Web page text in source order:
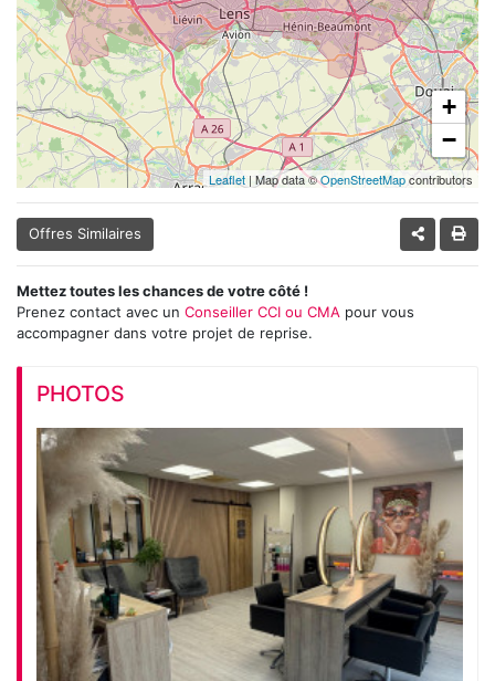
+
−
Leaflet | Map data ©OpenStreetMapcontributors
Offres Similaires
Mettez toutes les chances de votre côté !
Prenez contact avec un Conseiller CCI ou CMA pour vous
accompagner dans votre projet de reprise.
PHOTOS